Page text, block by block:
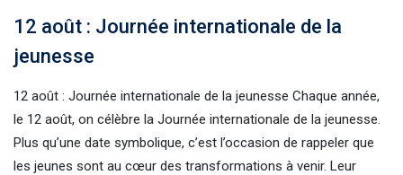
12 août : Journée internationale de la
jeunesse
12 août : Journée internationale de la jeunesse Chaque année,
le 12 août, on célèbre la Journée internationale de la jeunesse.
Plus qu’une date symbolique, c’est l’occasion de rappeler que
les jeunes sont au cœur des transformations à venir. Leur